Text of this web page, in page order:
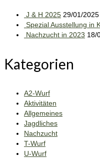
J & H 2025 29/01/2025
Spezial Ausstellung in
Nachzucht in 2023 18/
Kategorien
A2-Wurf
Aktivitäten
Allgemeines
Jagdliches
Nachzucht
T-Wurf
U-Wurf